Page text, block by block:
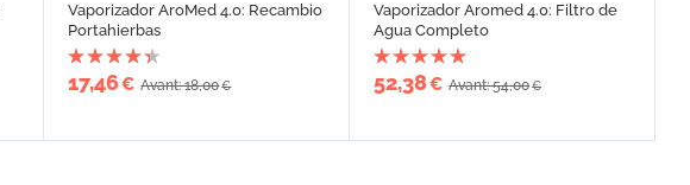
Vaporizador AroMed 4.0: Recambio
Portahierbas
17,46€ Avant: 18,00€
Vaporizador Aromed 4.0: Filtro de
Agua Completo
52,38€ Avant: 54,00€